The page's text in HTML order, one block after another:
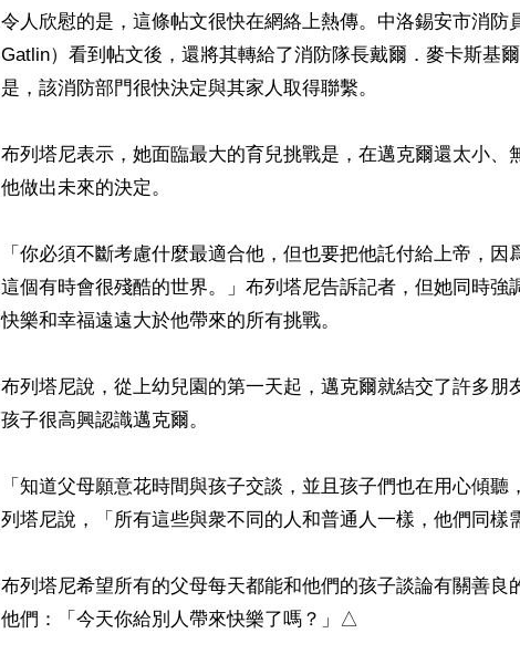
令人欣慰的是，這條帖文很快在網絡上熱傳。中洛錫安市消防
Gatlin）看到帖文後，還將其轉給了消防隊長戴爾．麥卡斯基
是，該消防部門很快決定與其家人取得聯繫。
布列塔尼表示，她面臨最大的育兒挑戰是，在邁克爾還太小、
他做出未來的決定。
「你必須不斷考慮什麼最適合他，但也要把他託付給上帝，
這個有時會很殘酷的世界。」布列塔尼告訴記者，但她同時強
快樂和幸福遠遠大於他帶來的所有挑戰。
布列塔尼說，從上幼兒園的第一天起，邁克爾就結交了許多朋
孩子很高興認識邁克爾。
「知道父母願意花時間與孩子交談，並且孩子們也在用心傾
列塔尼說，「所有這些與衆不同的人和普通人一樣，他們同樣
布列塔尼希望所有的父母每天都能和他們的孩子談論有關善良
他們：「今天你給別人帶來快樂了嗎？」△